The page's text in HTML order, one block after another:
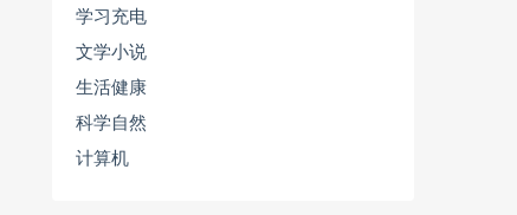
学习充电
文学小说
生活健康
科学自然
计算机